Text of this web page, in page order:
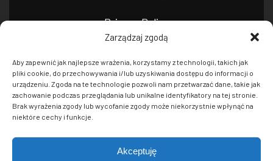
Zarządzaj zgodą
Aby zapewnić jak najlepsze wrażenia, korzystamy z technologii, takich jak
pliki cookie, do przechowywania i/lub uzyskiwania dostępu do informacji o
urządzeniu. Zgoda na te technologie pozwoli nam przetwarzać dane, takie jak
zachowanie podczas przeglądania lub unikalne identyfikatory na tej stronie.
Brak wyrażenia zgody lub wycofanie zgody może niekorzystnie wpłynąć na
niektóre cechy i funkcje.
Akceptuję
Privacy Policy
© Copyright 2026 Netinet Sp. z o.o.